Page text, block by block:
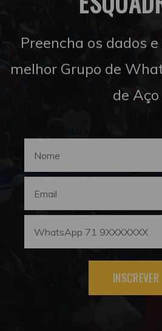
Preencha os dados
melhor Grupo de
de Aço
INSCREVER